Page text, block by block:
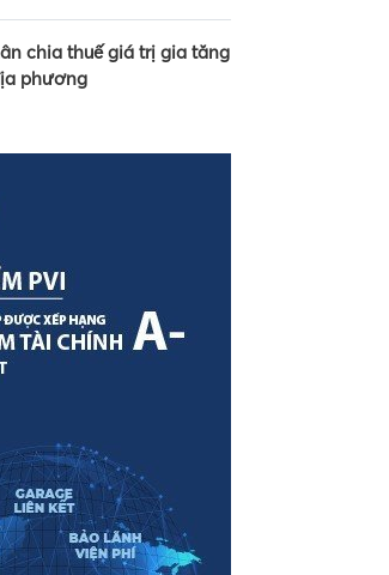
chia thuế giá trị gia tăng
phương